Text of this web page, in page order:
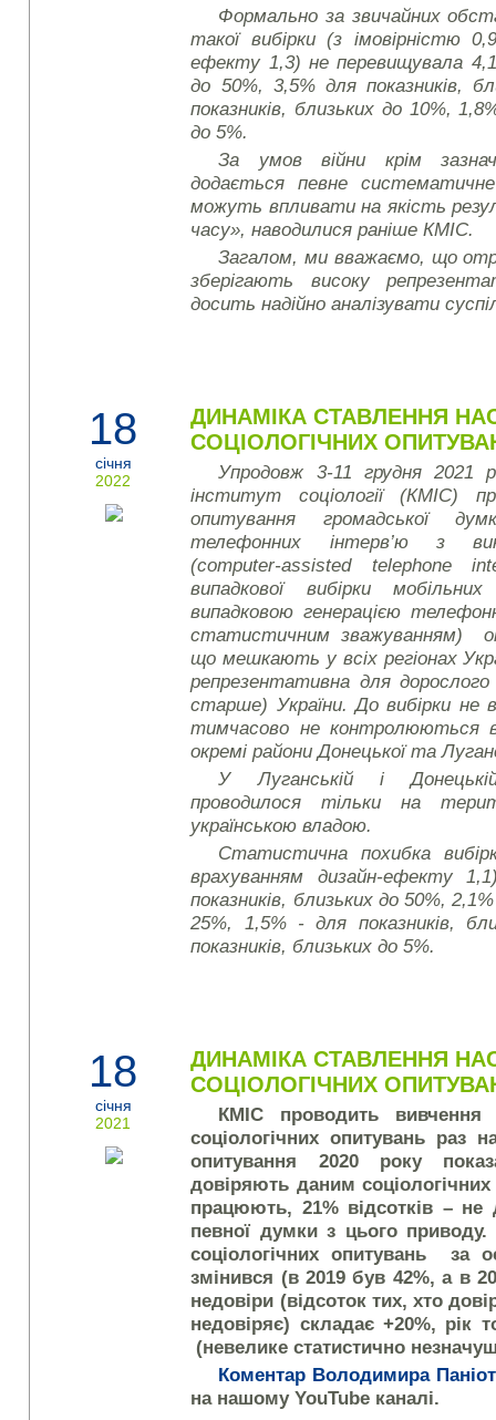
Формально за звичайних
такої вибірки (з імовірністю
ефекту 1,3) не перевищувала
до 50%, 3,5% для показників,
показників, близьких до 10%,
до 5%.
За умов війни крім
додається певне
можуть впливати на якість
часу», наводилися раніше КМІС.
Загалом, ми вважаємо, що
зберігають високу
досить надійно аналізувати
18
січня
2022
ДИНАМІКА СТАВЛЕННЯ
СОЦІОЛОГІЧНИХ
Упродовж 3-11 грудня 2021
інститут соціології (КМІС)
опитування громадської
телефонних інтерв’ю з
(computer-assisted telephone
випадкової вибірки
випадковою генерацією
статистичним зважуванням)
що мешкають у всіх регіонах
репрезентативна для дорослого
старше) України. До вибірки не
тимчасово не контролюються
окремі райони Донецької та
У Луганській і
проводилося тільки на
українською владою.
Статистична похибка
врахуванням дизайн-ефекту
показників, близьких до 50%,
25%, 1,5% - для показників,
показників, близьких до 5%.
18
січня
2021
ДИНАМІКА СТАВЛЕННЯ
СОЦІОЛОГІЧНИХ
КМІС проводить вивчення
соціологічних опитувань раз
опитування 2020 року
довіряють даним
працюють, 21% відсотків –
певної думки з цього
соціологічних опитувань за
змінився (в 2019був 42%, а в
недовіри (відсоток тих, хто
недовіряє) складає +20%, рік
(невелике статистично
Коментар Володимира
на нашому YouTube каналі.